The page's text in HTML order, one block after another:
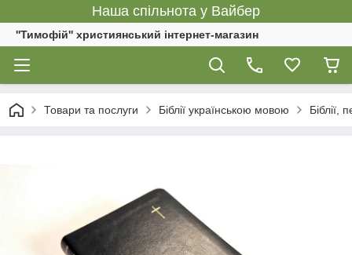
Наша спільнота у Вайбер
''Тимофій'' християнський інтернет-магазин
Товари та послуги Біблії українською мовою Біблії,